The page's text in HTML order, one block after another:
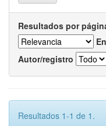
Resultados por
Autor/registro
Resultados 1-1 de 1.